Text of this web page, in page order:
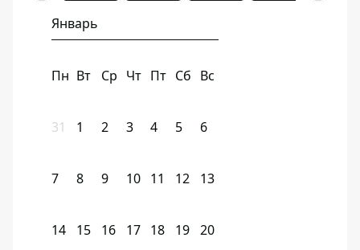
Январь
Пн Вт Ср Чт Пт Сб Вс
31 1 2 3 4 5 6
7 8 9 10 11 12 13
14 15 16 17 18 19 20